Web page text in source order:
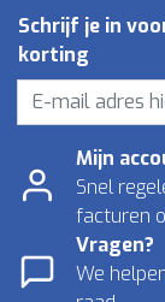
Schrijf je in
korting
Mijn
Snel
facturen
Vragen?
We